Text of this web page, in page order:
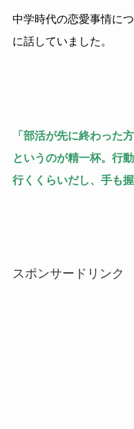
中学時代の恋愛事情に
に話していました。
「部活が先に終わった
というのが精一杯。行
行くくらいだし、手も握
スポンサードリンク